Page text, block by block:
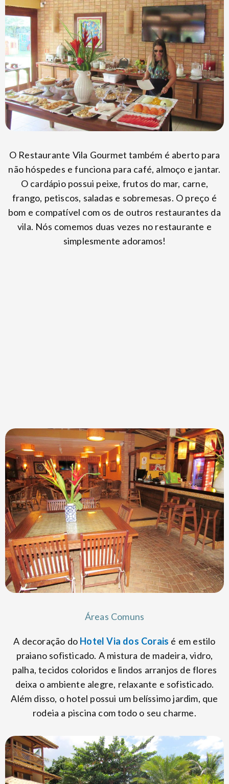
O Restaurante Vila Gourmet também é aberto para
não hóspedes e funciona para café, almoço e jantar.
O cardápio possui peixe, frutos do mar, carne,
frango, petiscos, saladas e sobremesas. O preço é
bom e compatível com os de outros restaurantes da
vila. Nós comemos duas vezes no restaurante e
simplesmente adoramos!
Áreas Comuns
A decoração do Hotel Via dos Corais é em estilo
praiano sofisticado. A mistura de madeira, vidro,
palha, tecidos coloridos e lindos arranjos de flores
deixa o ambiente alegre, relaxante e sofisticado.
Além disso, o hotel possui um belíssimo jardim, que
rodeia a piscina com todo o seu charme.